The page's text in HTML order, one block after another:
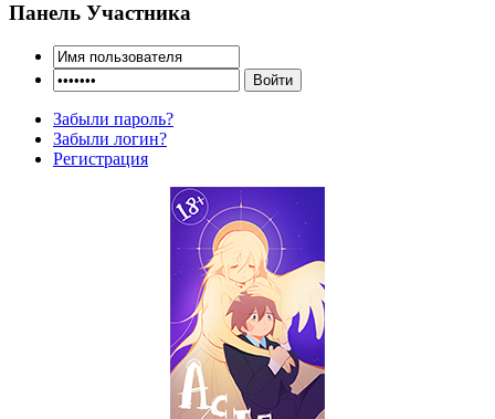
Панель Участника
Забыли пароль?
Забыли логин?
Регистрация